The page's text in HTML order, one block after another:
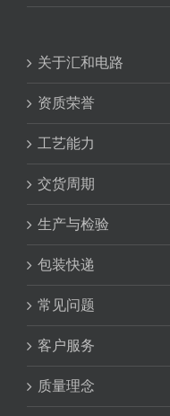
关于汇和电路
资质荣誉
工艺能力
交货周期
生产与检验
包装快递
常见问题
客户服务
质量理念